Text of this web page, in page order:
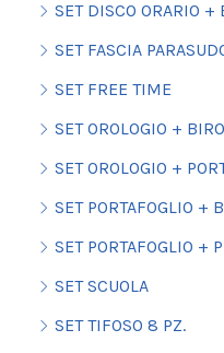
SET DISCO ORARIO
SET FASCIA
SET FREE TIME
SET OROLOGIO + BIRO
SET OROLOGIO +
SET PORTAFOGLIO +
SET PORTAFOGLIO +
SET SCUOLA
SET TIFOSO 8 PZ.